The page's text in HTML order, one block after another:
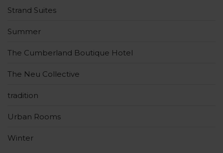
Strand Suites
Summer
The Cumberland Boutique Hotel
The Neu Collective
tradition
Urban Rooms
Winter